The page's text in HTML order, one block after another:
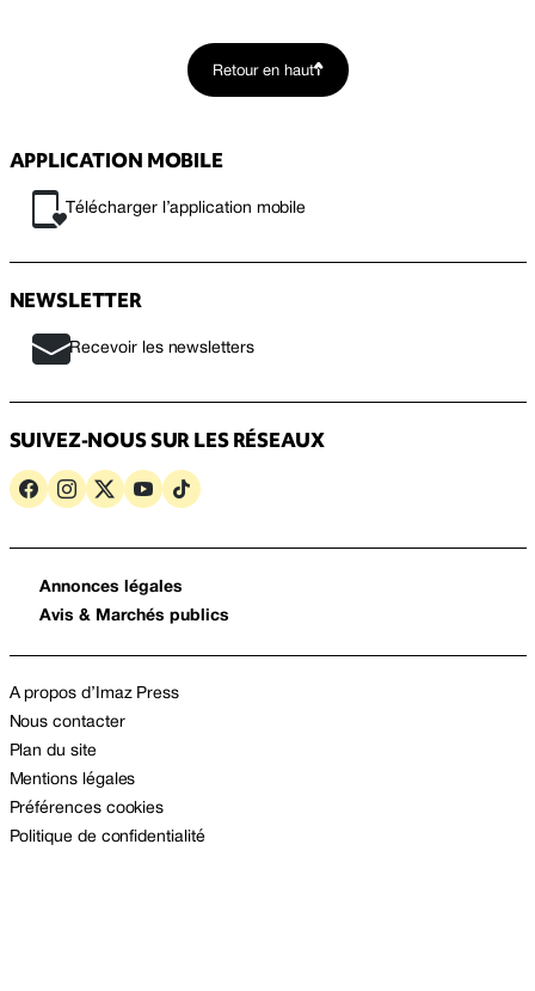
Retour en haut
APPLICATION MOBILE
Télécharger l’application mobile
NEWSLETTER
Recevoir les newsletters
SUIVEZ-NOUS SUR LES RÉSEAUX
Annonces légales
Avis & Marchés publics
A propos d’Imaz Press
Nous contacter
Plan du site
Mentions légales
Préférences cookies
Politique de confidentialité